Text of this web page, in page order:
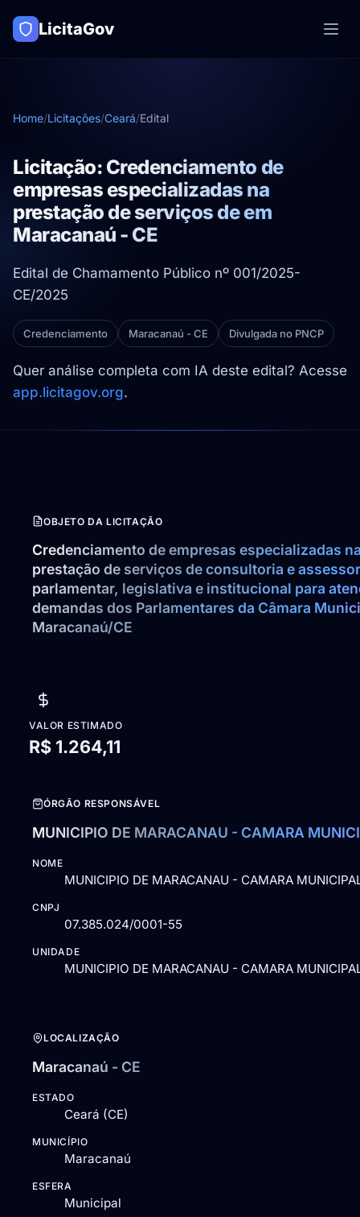
LicitaGov
Home/Licitações/Ceará/Edital
Licitação: Credenciamento de
empresas especializadas na
prestação de serviços de em
Maracanaú - CE
Edital de Chamamento Público nº 001/2025-
CE/2025
Credenciamento Maracanaú - CE Divulgada no PNCP
Quer análise completa com IA deste edital? Acesse
app.licitagov.org.
OBJETO DA LICITAÇÃO
Credenciamento de empresas especializadas
prestação de serviços de consultoria e
parlamentar, legislativa e institucional para
demandas dos Parlamentares da Câmara
Maracanaú/CE
VALOR ESTIMADO
R$ 1.264,11
ÓRGÃO RESPONSÁVEL
MUNICIPIO DE MARACANAU - CAMARA
NOME
MUNICIPIO DE MARACANAU - CAMARA
CNPJ
07.385.024/0001-55
UNIDADE
MUNICIPIO DE MARACANAU - CAMARA
LOCALIZAÇÃO
Maracanaú - CE
ESTADO
Ceará (CE)
MUNICÍPIO
Maracanaú
ESFERA
Municipal